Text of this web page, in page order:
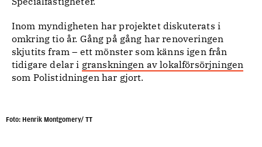
Inom myndigheten har projektet diskuterats i
omkring tio år. Gång på gång har renoveringen
skjutits fram – ett mönster som känns igen från
tidigare delar i granskningen av lokalförsörjningen
som Polistidningen har gjort.
Foto: Henrik Montgomery/ TT